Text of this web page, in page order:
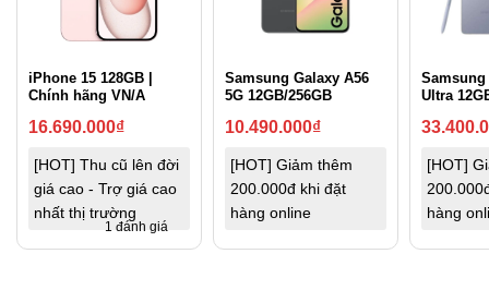
iPhone 15 128GB |
Chính hãng VN/A
16.690.000₫
[HOT] Thu cũ lên đời
giá cao - Trợ giá cao
nhất thị trường
1 đánh giá
Samsung Galaxy A56
5G 12GB/256GB
10.490.000₫
[HOT] Giảm thêm
200.000đ khi đặt
hàng online
Samsung
Ultra
[HOT]
hàng